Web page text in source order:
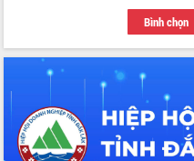
Thứ trưởng Bộ Y tế làm việc với tỉnh
Đắk Lắk về phát triển nhân lực y tế
cho trạm y tế cấp xã
Du lịch Đắk Lắk nâng tầm trải nghiệm
du khách thông qua Hệ thống cơ sở dữ
liệu và Bản đồ số
Tập huấn ứng dụng trí tuệ nhân tạo (AI)
trong thương mại điện tử năm 2026
Bình chọn